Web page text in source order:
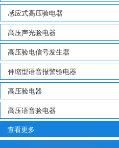
感应式高压验电器
高压声光验电器
高压验电信号发生器
伸缩型语音报警验电器
高压验电器
高压语音验电器
查看更多